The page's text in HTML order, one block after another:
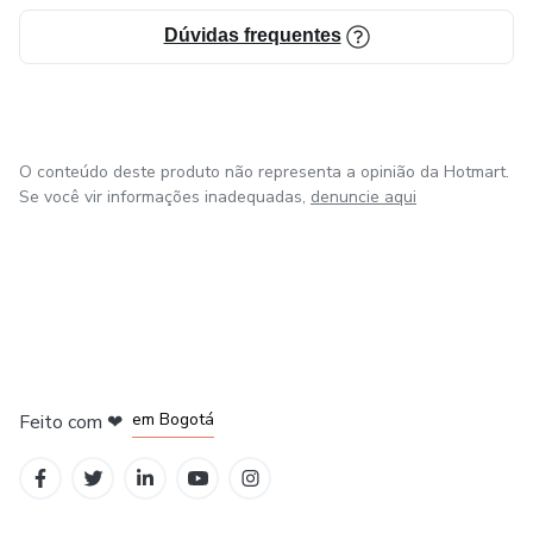
-Checklist final para o dia da prova
-Propostas de temas para treino voltadas para
Dúvidas frequentes
O conteúdo deste produto não representa a opinião da Hotmart.
Se você vir informações inadequadas, denuncie aqui
Feito com ❤ em Bogotá